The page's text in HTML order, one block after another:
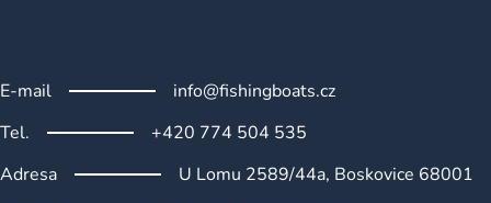
ý
p
i
u
E-mail
info@fishingboats.cz
Tel.
+420 774 504 535
Adresa
U Lomu 2589/44a, Boskovice 68001